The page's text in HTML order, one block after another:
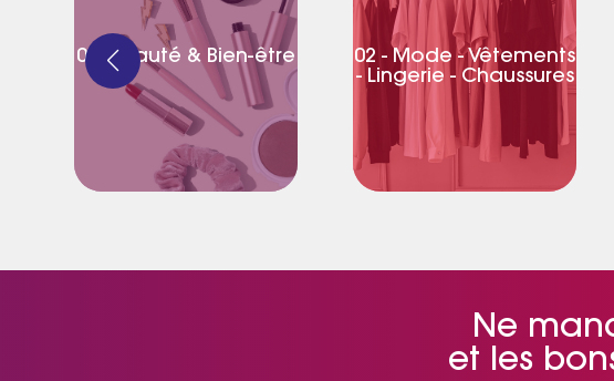
01- Beauté & Bien-être
02 - Mode - Vêtements
- Lingerie - Chaussures
Ne
et les